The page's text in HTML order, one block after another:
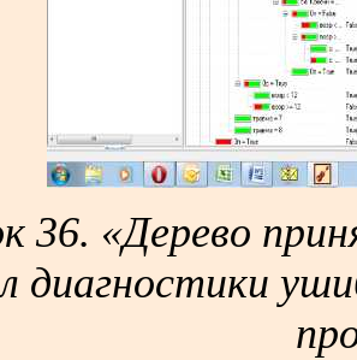
36. «Дерево
диагностики